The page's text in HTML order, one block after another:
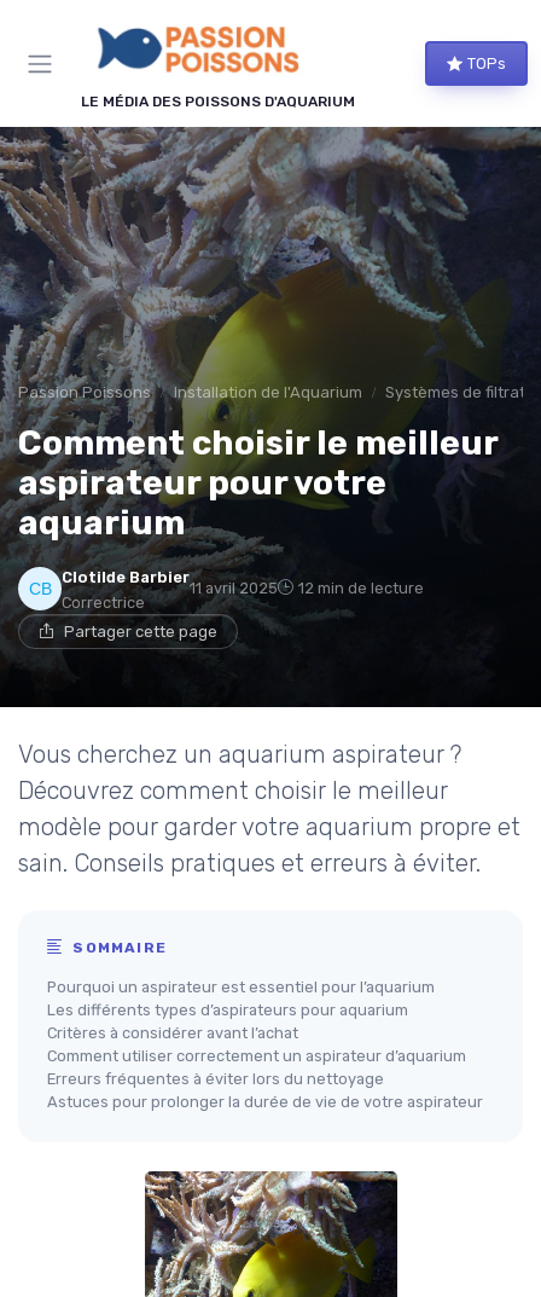
LE MÉDIA DES POISSONS D'AQUARIUM
TOPs
Passion Poissons Installation de l'Aquarium Systèmes de
Comment choisir le meilleur
aspirateur pour votre
aquarium
Clotilde Barbier
Correctrice
11 avril 2025 12 min de lecture
Partager cette page
Vous cherchez un aquarium aspirateur ?
Découvrez comment choisir le meilleur
modèle pour garder votre aquarium propre et
sain. Conseils pratiques et erreurs à éviter.
SOMMAIRE
Pourquoi un aspirateur est essentiel pour l’aquarium
Les différents types d’aspirateurs pour aquarium
Critères à considérer avant l’achat
Comment utiliser correctement un aspirateur d’aquarium
Erreurs fréquentes à éviter lors du nettoyage
Astuces pour prolonger la durée de vie de votre aspirateur